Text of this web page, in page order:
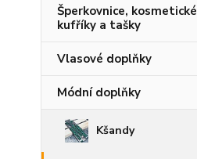
Šperkovnice, kosmetické
kufříky a tašky
Vlasové doplňky
Módní doplňky
Kšandy